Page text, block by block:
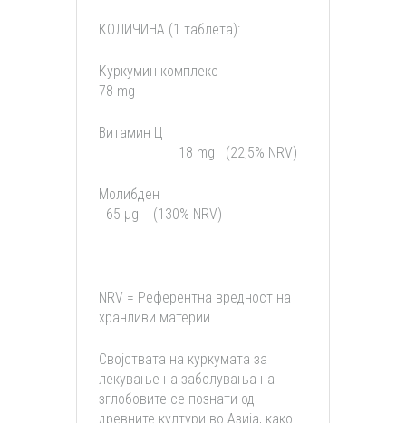
КОЛИЧИНА (1 таблета):
Куркумин комплекс
78 mg
Витамин Ц
18 mg (22,5% NRV)
Молибден
65 µg (130% NRV)
NRV = Референтна вредност на
хранливи материи
Својствата на куркумата за
лекување на заболувања на
зглобовите се познати од
древните култури во Азија, како